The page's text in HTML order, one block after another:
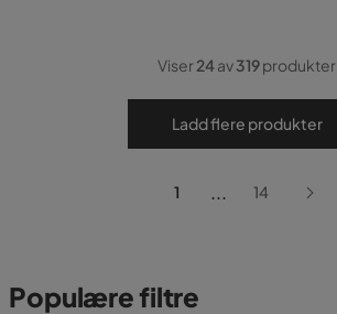
Viser24av319produkter
Ladd flere produkter
1 ... 14
Populære filtre